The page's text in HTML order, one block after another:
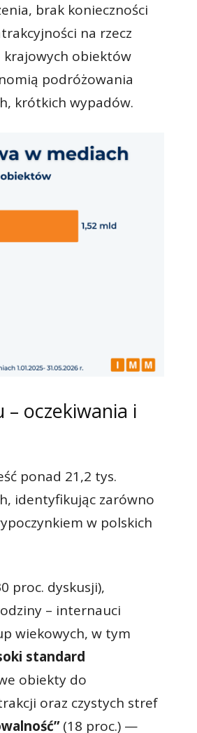
brak konieczności
na rzecz
krajowych obiektów
podróżowania
krótkich wypadów.
oczekiwania i
ponad 21,2 tys.
identyfikując zarówno
w polskich
proc. dyskusji),
– internauci
wiekowych, w tym
standard
obiekty do
oraz czystych stref
(18 proc.) —